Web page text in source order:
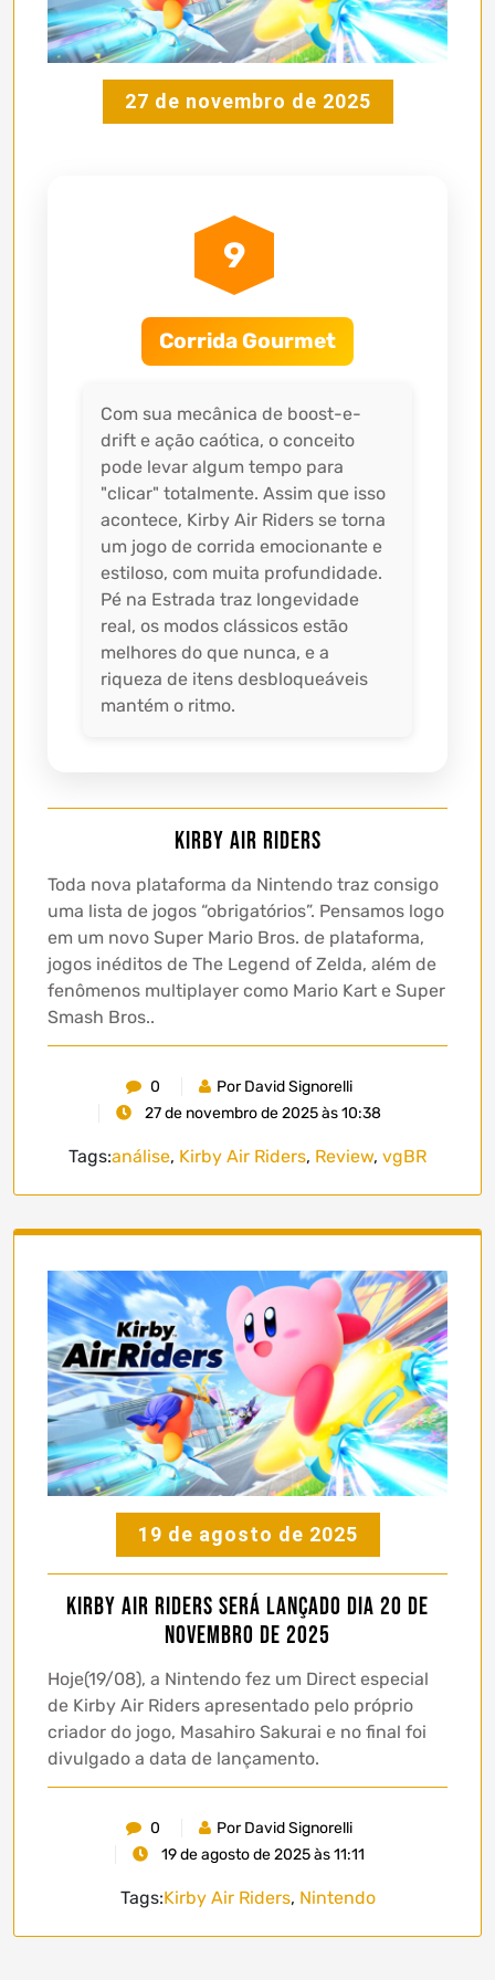
27 de novembro de 2025
9
Corrida Gourmet
Com sua mecânica de boost-e-
drift e ação caótica, o conceito
pode levar algum tempo para
"clicar" totalmente. Assim que isso
acontece, Kirby Air Riders se torna
um jogo de corrida emocionante e
estiloso, com muita profundidade.
Pé na Estrada traz longevidade
real, os modos clássicos estão
melhores do que nunca, e a
riqueza de itens desbloqueáveis
mantém o ritmo.
Kirby Air Riders
Toda nova plataforma da Nintendo traz consigo
uma lista de jogos “obrigatórios”. Pensamos logo
em um novo Super Mario Bros. de plataforma,
jogos inéditos de The Legend of Zelda, além de
fenômenos multiplayer como Mario Kart e Super
Smash Bros..
0
Por David Signorelli
27 de novembro de 2025 às 10:38
Tags:análise, Kirby Air Riders, Review, vgBR
19 de agosto de 2025
Kirby Air Riders será lançado dia 20 de
Novembro de 2025
Hoje(19/08), a Nintendo fez um Direct especial
de Kirby Air Riders apresentado pelo próprio
criador do jogo, Masahiro Sakurai e no final foi
divulgado a data de lançamento.
0
Por David Signorelli
19 de agosto de 2025 às 11:11
Tags:Kirby Air Riders, Nintendo